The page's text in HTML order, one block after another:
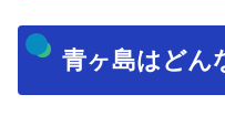
青ヶ島はどん